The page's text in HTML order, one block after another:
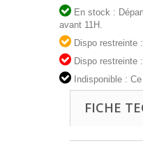
En stock :
avant 11H.
Dispo restreinte
Dispo restreinte
Indisponible :
FICHE